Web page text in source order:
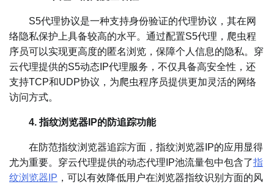
S5代理协议是一种支持身份验证的代理协议，其在网
络隐私保护上具备较高的水平。通过配置S5代理，爬虫程
序员可以实现更高度的匿名浏览，保障个人信息的隐私。穿
云代理提供的S5动态IP代理服务，不仅具备高安全性，还
支持TCP和UDP协议，为爬虫程序员提供更加灵活的网络
访问方式。
4. 指纹浏览器IP的防追踪功能
在防范指纹浏览器追踪方面，指纹浏览器IP的应用显得
尤为重要。穿云代理提供的动态代理IP池流量包中包含了指
纹浏览器IP ，可以有效降低用户在浏览器指纹识别方面的风